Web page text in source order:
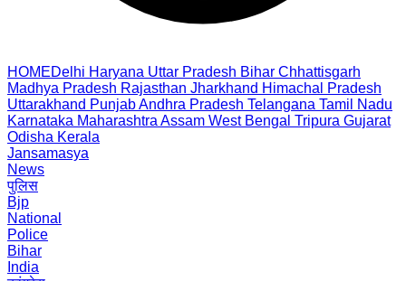
HOMEDelhi Haryana Uttar Pradesh Bihar Chhattisgarh
Madhya Pradesh Rajasthan Jharkhand Himachal Pradesh
Uttarakhand PunjabAndhra Pradesh Telangana Tamil Nadu
Karnataka Maharashtra Assam West Bengal Tripura Gujarat
Odisha Kerala
Jansamasya
News
पुलिस
Bjp
National
Police
Bihar
India